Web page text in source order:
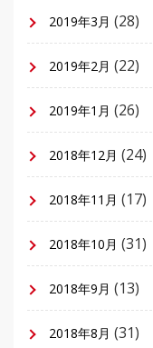
2019年3月 (28)
2019年2月 (22)
2019年1月 (26)
2018年12月 (24)
2018年11月 (17)
2018年10月 (31)
2018年9月 (13)
2018年8月 (31)